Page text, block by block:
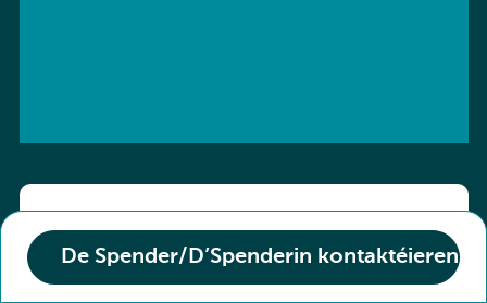
De Spender/D’Spenderin kontaktéieren
ISBN: 9783766136800